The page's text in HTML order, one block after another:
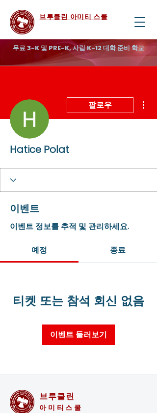
브루클린 아미티 스쿨
무료 3-K 및 PRE-K, 사립 K-12 대학 준비 학교
팔로우
Hatice Polat
이벤트
이벤트 정보를 추적 및 관리하세요.
예정 종료
티켓 또는 참석 회신 없음
이벤트 둘러보기
브루클린
아미티스쿨